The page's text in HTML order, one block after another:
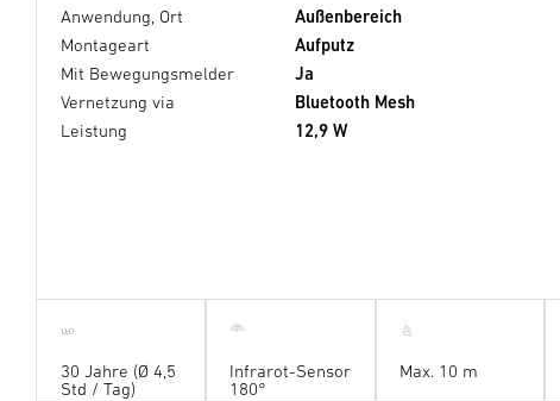
Anwendung, Ort
Außenbereich
Montageart
Aufputz
Mit Bewegungsmelder
Ja
Vernetzung via
Bluetooth Mesh
Leistung
12,9 W
30 Jahre (Ø 4,5
Std / Tag)
Infrarot-Sensor
180°
Max. 10 m